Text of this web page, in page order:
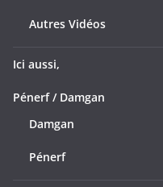
Autres Vidéos
Ici aussi,
Pénerf / Damgan
Damgan
Pénerf